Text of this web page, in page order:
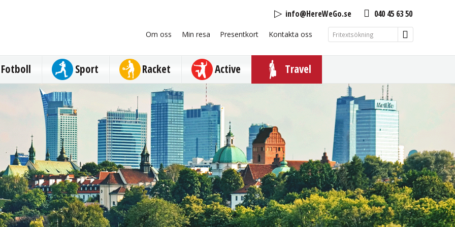
040 45 63 50
info@HereWeGo.se
Om oss Min resa Presentkort Kontakta oss
Fotboll Sport Racket Active Travel